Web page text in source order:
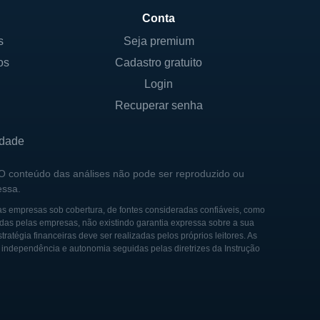
plataforma, aproveitando
Amazon Echo, que integra
de Valores dos EUA sob
embora tenha se afastado
é composta por uma
de investimento detendo
prazo. Essa estratégia
Conta
Seja premium
Cadastro gratuito
Login
Recuperar senha
conteúdo das análises não pode ser reproduzido ou
sob cobertura, de fontes consideradas confiáveis, como
pelas empresas, não existindo garantia expressa sobre a sua
financeiras deve ser realizadas pelos próprios leitores. As
e autonomia seguidas pelas diretrizes da Instrução